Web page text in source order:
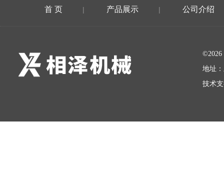
首 页 | 产品展示 | 公司介绍
地址
技术